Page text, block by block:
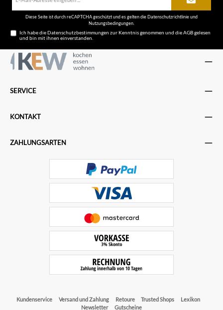
Diese Seite ist durch reCAPTCHA geschützt und es gelten die Datenschutzrichtlinieund
Nutzungsbedingungen.
Ich habe dieDatenschutzbestimmungen zur Kenntnis genommen und dieAGBgelesen
und bin mit ihnen einverstanden.
SERVICE
KONTAKT
ZAHLUNGSARTEN
Kundenservice Versand und Zahlung Retoure Trusted Shops
Lexikon
Newsletter
Gutscheine